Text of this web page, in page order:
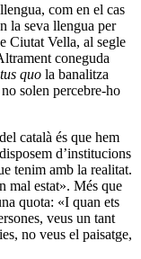
com en el cas
la seva llengua per
Ciutat Vella, al segle
coneguda
quo la banalitza
solen percebre-ho
català és que hem
d’institucions
tenim amb la realitat.
mal estat». Més que
quota: «I quan ets
veus un tant
no veus el paisatge,